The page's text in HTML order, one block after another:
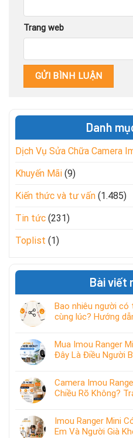
Trang web
Danh
Dịch Vụ Sửa Chữa Camera
Khuyến Mãi (9)
Kiến thức và tư vấn (1.485)
Tin tức (231)
Toplist (1)
Bài viết
Bao nhiêu người có
cùng lúc? Hướng
Mua Imou Ranger
Đây Là Điều Người
Camera Imou
Chiều Rõ Không?
Imou Ranger Mini
Em Và Người Già